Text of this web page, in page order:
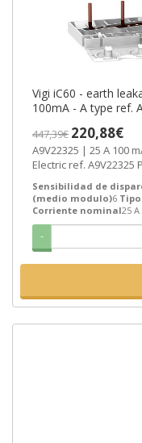
Vigi iC60 - earth
100mA - A type ref.
447,39€ 220,88€
A9V22325 | 25 A 100 mA Acti 9 6 Bloque Vigi de Schneider
Electric ref. A9V22325
Sensibilidad de
(medio modulo)6
Corriente nominal25 A
-